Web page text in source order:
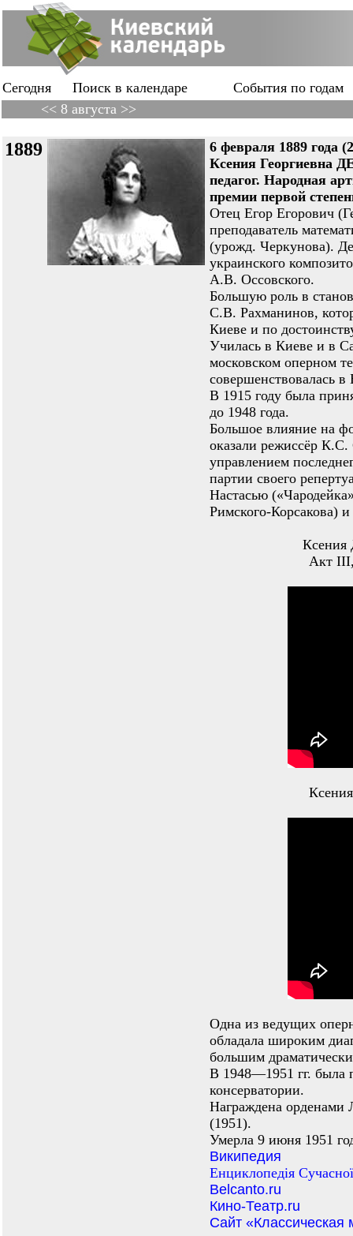
Сегодня Поиск в календаре
События по годам
<< 8 августа >>
1889
6 февраля 1889 года
Ксения Георгиевна
педагог. Народная
премии первой
Отец Егор Егорович
преподаватель
(урожд. Черкунова).
украинского
А.В. Оссовского.
Большую роль в
С.В. Рахманинов,
Киеве и по
Училась в Киеве и в
московском оперном
совершенствовалась в
В 1915 году была
до 1948 года.
Большое влияние на
оказали режиссёр
управлением
партии своего
Настасью
Римского-Корсакова)
Ксения
Aкт
Одна из ведущих
обладала широким
большим
В 1948—1951 гг. была
консерватории.
Награждена орденами
(1951).
Умерла 9 июня 1951
Википедия
Енциклопедiя
Belcanto.ru
Кино-Театр.ru
Сайт «Классическая